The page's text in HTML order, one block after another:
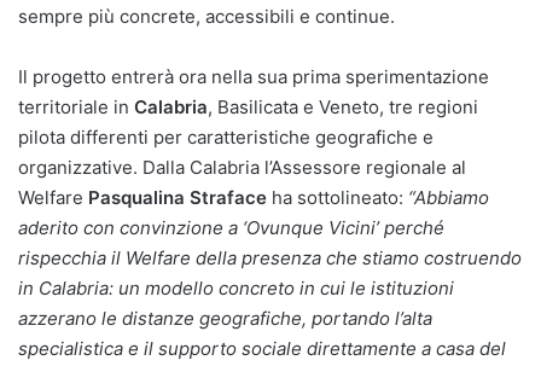
sempre più concrete, accessibili e continue.
Il progetto entrerà ora nella sua prima sperimentazione
territoriale in Calabria, Basilicata e Veneto, tre regioni
pilota differenti per caratteristiche geografiche e
organizzative. Dalla Calabria l’Assessore regionale al
Welfare Pasqualina Straface ha sottolineato: “Abbiamo
aderito con convinzione a ‘Ovunque Vicini’ perché
rispecchia il Welfare della presenza che stiamo costruendo
in Calabria: un modello concreto in cui le istituzioni
azzerano le distanze geografiche, portando l’alta
specialistica e il supporto sociale direttamente a casa del